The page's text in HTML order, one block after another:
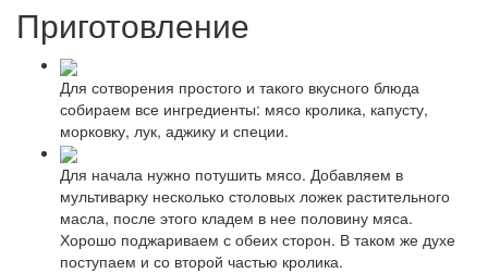
Приготовление
Для сотворения простого и такого вкусного блюда
собираем все ингредиенты: мясо кролика, капусту,
морковку, лук, аджику и специи.
Для начала нужно потушить мясо. Добавляем в
мультиварку несколько столовых ложек растительного
масла, после этого кладем в нее половину мяса.
Хорошо поджариваем с обеих сторон. В таком же духе
поступаем и со второй частью кролика.